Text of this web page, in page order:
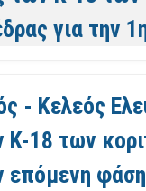
για την
- Κελεός
Κ-18 των
επόμενη